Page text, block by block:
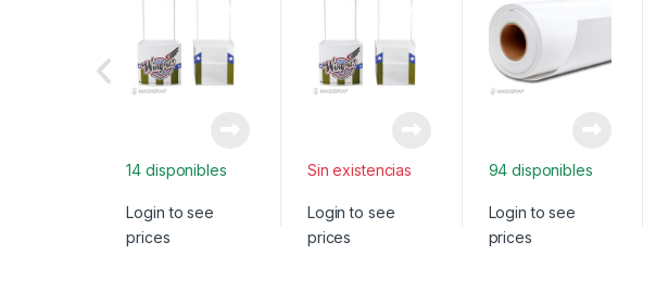
14 disponibles
Login to see
prices
BRILLANTE
Sin existencias
Login to see
prices
162CM*100M
94 disponibles
Login to see
prices